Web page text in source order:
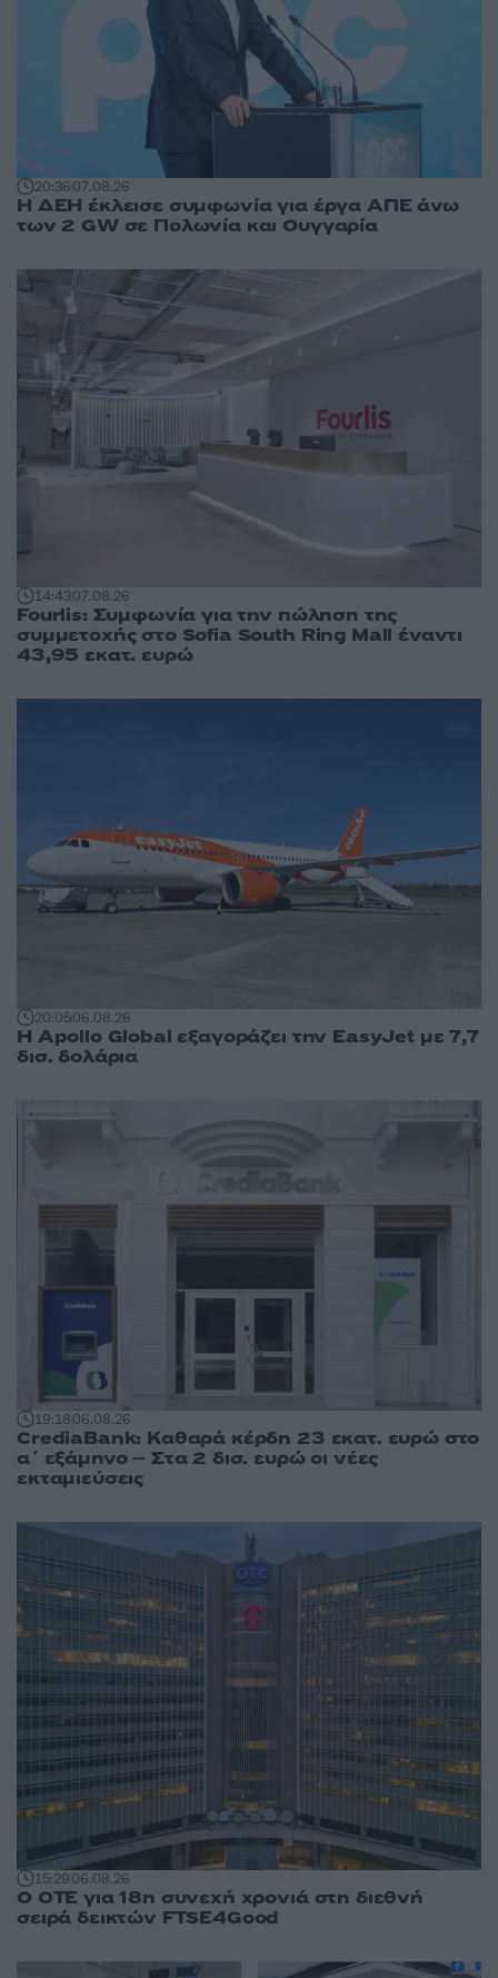
20:3607.08.26
Η ΔΕΗ έκλεισε συμφωνία για έργα ΑΠΕ άνω
των 2 GW σε Πολωνία και Ουγγαρία
14:4307.08.26
Fourlis: Συμφωνία για την πώληση της
συμμετοχής στο Sofia South Ring Mall έναντι
43,95 εκατ. ευρώ
20:0506.08.26
Η Apollo Global εξαγοράζει την EasyJet με 7,7
δισ. δολάρια
19:1806.08.26
CrediaBank: Καθαρά κέρδη 23 εκατ. ευρώ στο
α΄ εξάμηνο – Στα 2 δισ. ευρώ οι νέες
εκταμιεύσεις
15:2906.08.26
Ο ΟΤΕ για 18η συνεχή χρονιά στη διεθνή
σειρά δεικτών FTSE4Good